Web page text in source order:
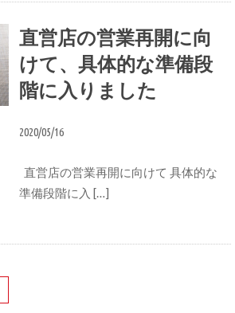
直営店の営業再開に向
けて、具体的な準備段
階に入りました
2020/05/16
直営店の営業再開に向けて 具体的な
準備段階に入 […]